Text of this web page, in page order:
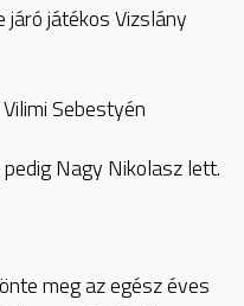
járó játékos Vizslány
Sebestyén
Nagy Nikolasz lett.
meg az egész éves